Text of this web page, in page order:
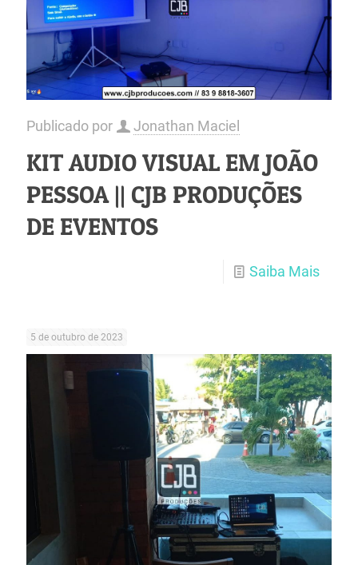
Publicado por Jonathan Maciel
KIT AUDIO VISUAL EM JOÃO
PESSOA || CJB PRODUÇÕES
DE EVENTOS
Saiba Mais
5 de outubro de 2023